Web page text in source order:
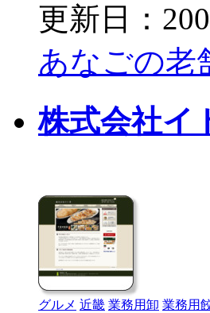
更新日：
あなごの老
株式会社イ
グルメ 近畿 業務用卸 業務用